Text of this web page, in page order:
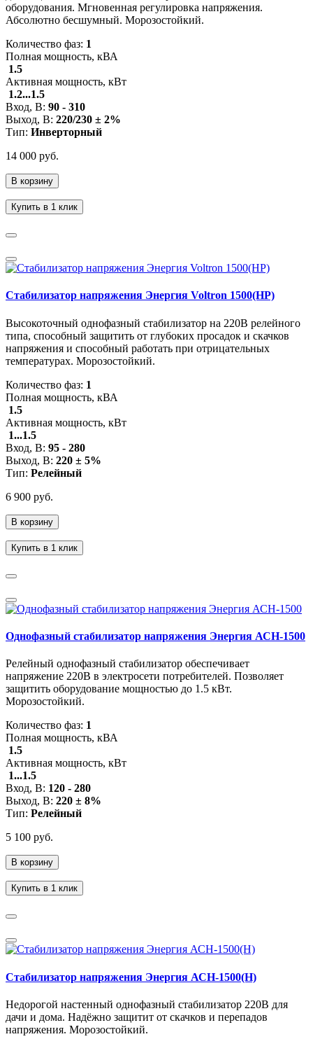
оборудования. Мгновенная регулировка напряжения.
Абсолютно бесшумный. Морозостойкий.
Количество фаз: 1
Полная мощность, кВА
1.5
Активная мощность, кВт
1.2...1.5
Вход, В: 90 - 310
Выход, В: 220/230 ± 2%
Тип: Инверторный
14 000 руб.
В корзину
Купить в 1 клик
Стабилизатор напряжения Энергия Voltron 1500(HP)
Высокоточный однофазный стабилизатор на 220В релейного
типа, способный защитить от глубоких просадок и скачков
напряжения и способный работать при отрицательных
температурах. Морозостойкий.
Количество фаз: 1
Полная мощность, кВА
1.5
Активная мощность, кВт
1...1.5
Вход, В: 95 - 280
Выход, В: 220 ± 5%
Тип: Релейный
6 900 руб.
В корзину
Купить в 1 клик
Однофазный стабилизатор напряжения Энергия АСН-1500
Релейный однофазный стабилизатор обеспечивает
напряжение 220В в электросети потребителей. Позволяет
защитить оборудование мощностью до 1.5 кВт.
Морозостойкий.
Количество фаз: 1
Полная мощность, кВА
1.5
Активная мощность, кВт
1...1.5
Вход, В: 120 - 280
Выход, В: 220 ± 8%
Тип: Релейный
5 100 руб.
В корзину
Купить в 1 клик
Стабилизатор напряжения Энергия АСН-1500(Н)
Недорогой настенный однофазный стабилизатор 220В для
дачи и дома. Надёжно защитит от скачков и перепадов
напряжения. Морозостойкий.